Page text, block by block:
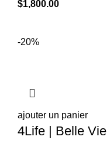
$1,800.00
-20%
ajouter un panier
4Life | Belle Vie